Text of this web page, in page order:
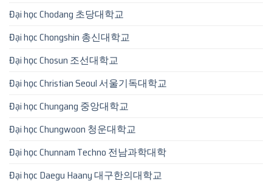
Đại học Chodang 초당대학교
Đại học Chongshin 총신대학교
Đại học Chosun 조선대학교
Đại học Christian Seoul 서울기독대학교
Đại học Chungang 중앙대학교
Đại học Chungwoon 청운대학교
Đại học Chunnam Techno 전남과학대학
Đại học Daegu Haany 대구한의대학교